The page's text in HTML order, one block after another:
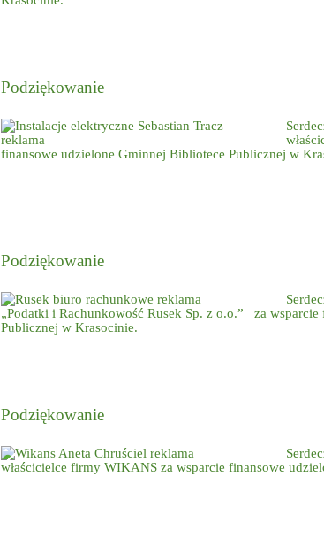
Podziękowanie
S
finansowe udzielone Gminnej Bibliotece Publicznej w
Podziękowanie
S
„Podatki i Rachunkowość Rusek Sp. z o.o.” za wsparcie
Publicznej w Krasocinie.
Podziękowanie
właścicielce firmy WIKANS za wsparcie finansowe